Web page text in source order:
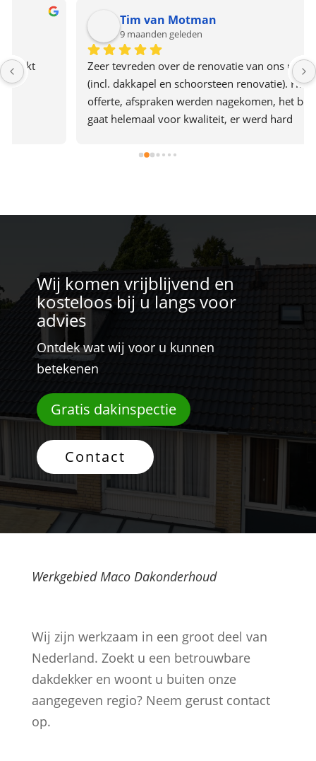
Tim van Motman
9 maanden geleden
Zeer tevreden over de renovatie van ons pannendak
(incl. dakkapel en schoorsteen renovatie). Heldere
offerte, afspraken werden nagekomen, het bedrijf
gaat helemaal voor kwaliteit, er werd hard
ook de indruk plezier in hun werk te hebben. Een
Wij komen vrijblijvend en
kosteloos bij u langs voor
advies
Ontdek wat wij voor u kunnen
betekenen
Gratis dakinspectie
Contact
Werkgebied Maco Dakonderhoud
Wij zijn werkzaam in een groot deel van
Nederland. Zoekt u een betrouwbare
dakdekker en woont u buiten onze
aangegeven regio? Neem gerust contact
op.